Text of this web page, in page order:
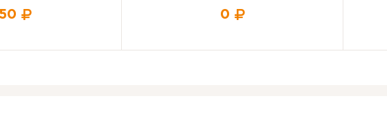
0 104